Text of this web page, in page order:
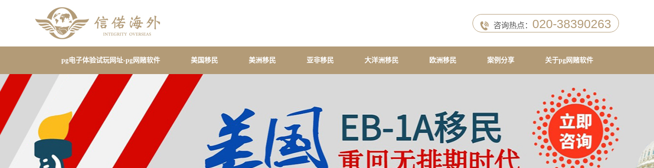
咨询热点： 020-38390263
pg电子体验试玩网址-pg网赌软件 美国移民 美洲移民 亚非移民 大洋洲移民 欧洲移民 案例分享 关于pg网赌软件